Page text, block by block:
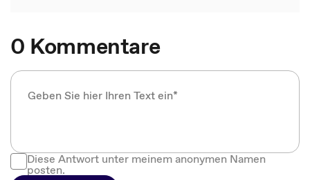
0 Kommentare
Diese Antwort unter meinem anonymen Namen
posten.